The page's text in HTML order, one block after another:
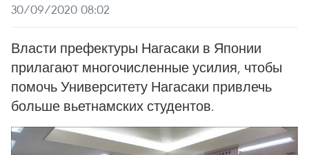
30/09/2020 08:02
Власти префектуры Нагасаки в Японии
прилагают многочисленные усилия, чтобы
помочь Университету Нагасаки привлечь
больше вьетнамских студентов.